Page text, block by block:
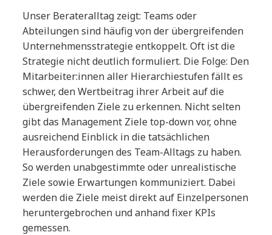
Unser Berateralltag zeigt: Teams oder
Abteilungen sind häufig von der übergreifenden
Unternehmensstrategie entkoppelt. Oft ist die
Strategie nicht deutlich formuliert. Die Folge: Den
Mitarbeiter:innen aller Hierarchiestufen fällt es
schwer, den Wertbeitrag ihrer Arbeit auf die
übergreifenden Ziele zu erkennen. Nicht selten
gibt das Management Ziele top-down vor, ohne
ausreichend Einblick in die tatsächlichen
Herausforderungen des Team-Alltags zu haben.
So werden unabgestimmte oder unrealistische
Ziele sowie Erwartungen kommuniziert. Dabei
werden die Ziele meist direkt auf Einzelpersonen
heruntergebrochen und anhand fixer KPIs
gemessen.